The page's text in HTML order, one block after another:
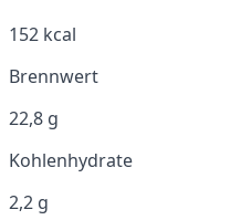
152 kcal
Brennwert
22,8 g
Kohlenhydrate
2,2 g